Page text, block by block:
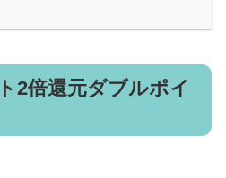
2倍還元ダブルポイ